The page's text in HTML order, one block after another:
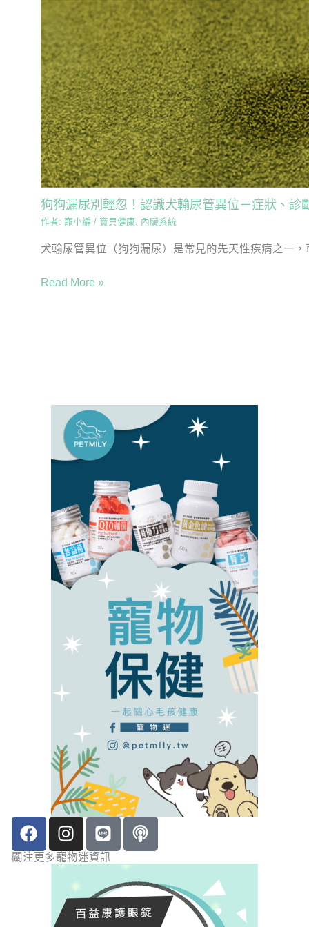
狗狗漏尿別輕忽！認識犬輸尿管異位－症狀、診
作者: 寵小編 / 寶貝健康, 內臟系統
犬輸尿管異位（狗狗漏尿）是常見的先天性疾病之一
Read More »
F
a
c
I
n
s
a
L
i
n
P
o
a
s
關注更多寵物迷資訊